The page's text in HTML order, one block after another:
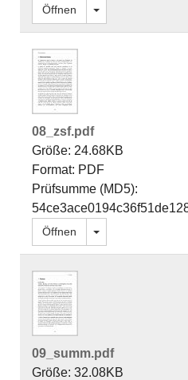
Öffnen Dropdown öffnen
08_zsf.pdf
Größe: 24.68KB
Format: PDF
Prüfsumme (MD5):
Öffnen Dropdown öffnen
09_summ.pdf
Größe: 32.08KB